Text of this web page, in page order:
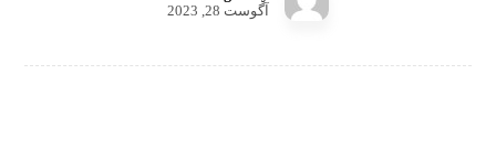
آگوست 28, 2023